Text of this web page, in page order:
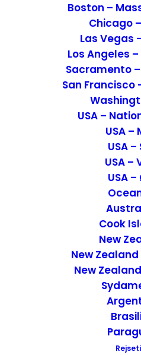
Boston –
Chicago
Las Vegas
Los Angeles
Sacramento
San Francisco
USA –
USA –
USA –
USA –
USA
Cook
New
New
New
Anmeldelse af Sheraton
USA - Øst